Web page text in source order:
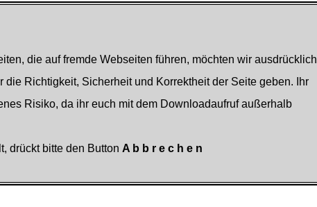
die auf fremde Webseiten führen, möchten wir ausdrücklich
die Richtigkeit, Sicherheit und Korrektheit der Seite geben. Ihr
Risiko, da ihr euch mit dem Downloadaufruf außerhalb
drückt bitte den Button A b b r e c h e n